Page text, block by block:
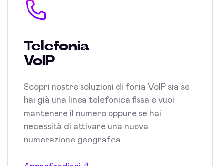
Telefonia
VoIP
Scopri nostre soluzioni di fonia VoIP sia se
hai già una linea telefonica fissa e vuoi
mantenere il numero oppure se hai
necessità di attivare una nuova
numerazione geografica.